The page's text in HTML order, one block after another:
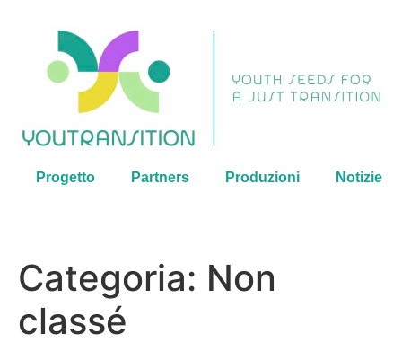
Progetto Partners Produzioni Notizie
Categoria: Non
classé